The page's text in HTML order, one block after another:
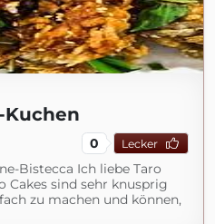
Kuchen
0 Lecker
Bistecca Ich liebe Taro
Cakes sind sehr knusprig
zu machen und können,